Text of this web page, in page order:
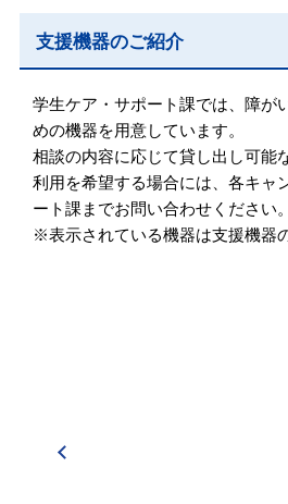
支援機器のご紹介
学生ケア・サポート課では、障が
めの機器を用意しています。
相談の内容に応じて貸し出し可能
利用を希望する場合には、各キャ
ート課までお問い合わせください。
※表示されている機器は支援機器